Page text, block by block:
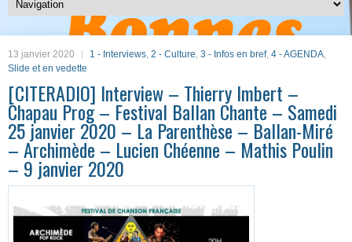
13 janvier 2020 1 - Interviews, 2 - Culture, 3 - Infos en bref, 4 - AGENDA,
Slide et en vedette
[CITERADIO] Interview – Thierry Imbert –
Chapau Prog – Festival Ballan Chante – Samedi
25 janvier 2020 – La Parenthèse – Ballan-Miré
– Archimède – Lucien Chéenne – Mathis Poulin
– 9 janvier 2020